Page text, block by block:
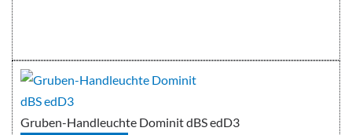
Gruben-Handleuchte Dominit dBS edD3